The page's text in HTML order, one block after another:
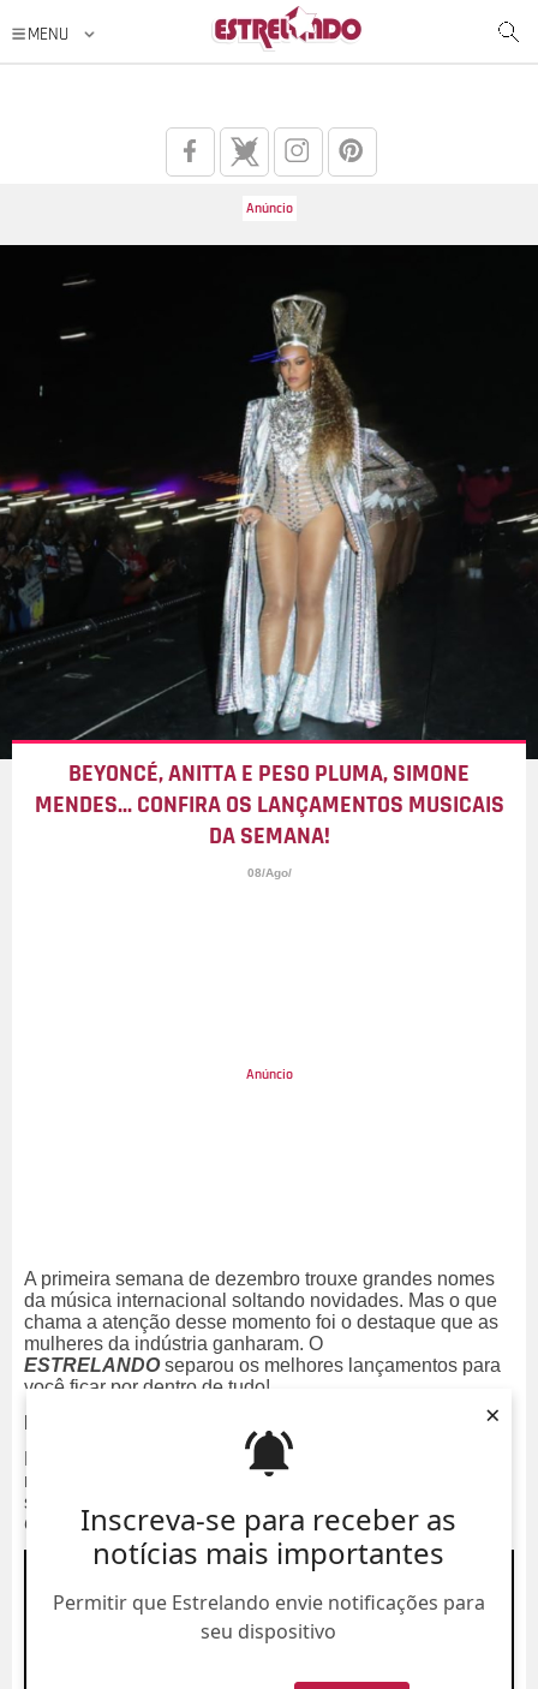
Inscreva-se para receber as
notícias mais importantes
Permitir que Estrelando envie notificações para
seu dispositivo
×
BEYONCÉ, ANITTA E PESO PLUMA, SIMONE
MENDES... CONFIRA OS LANÇAMENTOS MUSICAIS
DA SEMANA!
08/Ago/
A primeira semana de dezembro trouxe grandes nomes
da música internacional soltando novidades. Mas o que
chama a atenção desse momento foi o destaque que as
mulheres da indústria ganharam. O
ESTRELANDOseparou os melhores lançamentos para
você ficar por dentro de tudo!
Beyoncé , a música
não ser totalmente novidade, já que ela faz parte da trilha
sonora do filme
Queen Bfez a boa para oshivese lançou ela inteirinha.